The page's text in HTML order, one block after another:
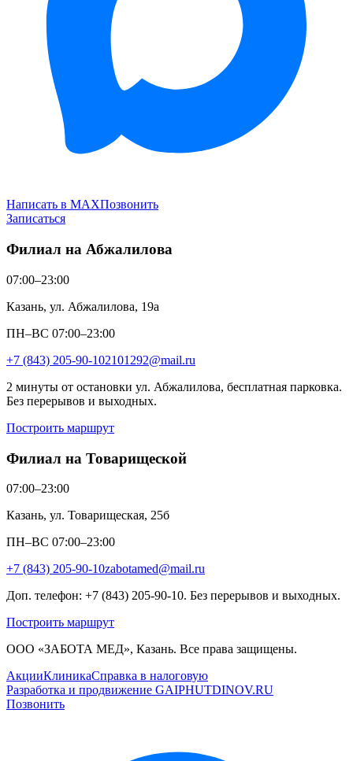
Написать в MAXПозвонить
Записаться
Филиал на Абжалилова
07:00–23:00
Казань, ул. Абжалилова, 19а
ПН–ВС 07:00–23:00
+7 (843) 205-90-102101292@mail.ru
2 минуты от остановки ул. Абжалилова, бесплатная парковка.
Без перерывов и выходных.
Построить маршрут
Филиал на Товарищеской
07:00–23:00
Казань, ул. Товарищеская, 25б
ПН–ВС 07:00–23:00
+7 (843) 205-90-10zabotamed@mail.ru
Доп. телефон: +7 (843) 205-90-10. Без перерывов и выходных.
Построить маршрут
ООО «ЗАБОТА МЕД», Казань. Все права защищены.
АкцииКлиникаСправка в налоговую
Разработка и продвижение GAIPHUTDINOV.RU
Позвонить